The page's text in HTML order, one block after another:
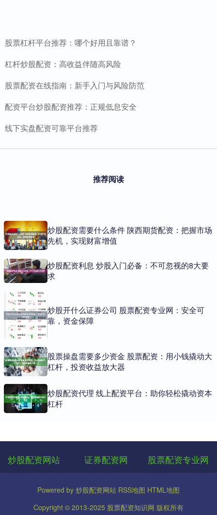
股票杠杆平台推荐：哪个好用且靠谱？
杠杆炒股配资：高收益伴随高风险
股票配资在线指南：新手入门与风险防范
配资平台炒股配资推荐：正规低息安全
线下实盘配资可靠平台推荐
推荐阅读
炒股配资需要什么条件 陕西期货配资：把握市场
先机，实现财富增值
炒股配资利息 炒股入门必备：不可忽视的8大要
求
炒股开什么证券公司 股票配资专业网：安全可
靠，资金保障
股票操盘需要多少资金 股票配资：用小钱撬动大
杠杆，投资收益放大器
炒股配资代理 线上配资平台：助你轻松撬动资本
杠杆
炒股配资网站 证券配资网 股票配资专业网
Powered by 炒股配资网站 RSS地图 HTML地图
Copyright © 2013-2025 股票配资知识网 版权所有